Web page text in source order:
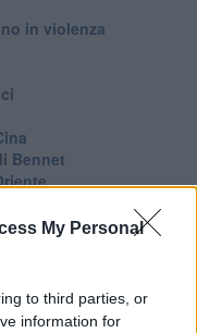
My Personal
to third parties, or
information for
in violenza
Bennet
Brexit